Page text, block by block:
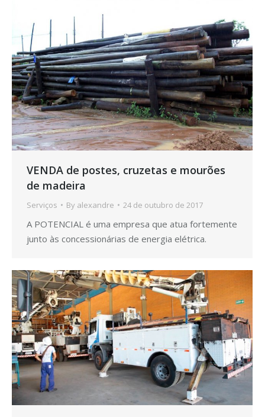
VENDA de postes, cruzetas e mourões
de madeira
Serviços By alexandre 24 de outubro de 2017
A POTENCIAL é uma empresa que atua fortemente
junto às concessionárias de energia elétrica.